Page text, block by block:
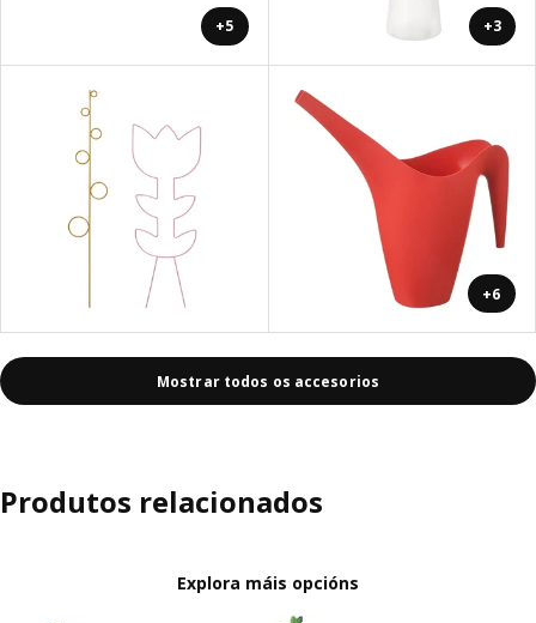
+5 +3
+6
Mostrar todos os accesorios
Produtos relacionados
Explora máis opcións